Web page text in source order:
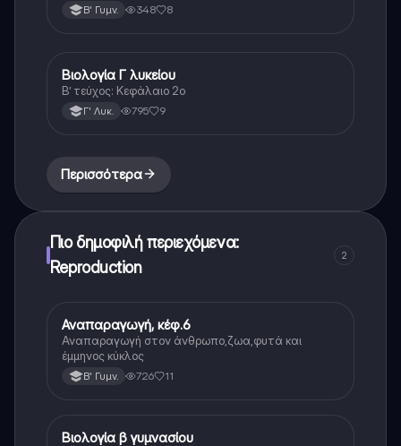
Β' Γυμν. 348 8
Βιολογία (Θετ.)
Βιολογία Γ λυκείου
Β’ τεύχος: Κεφάλαιο 2ο
Γ' Λυκ. 795 9
Περισσότερα
Πιο δημοφιλή περιεχόμενα:
Reproduction
2
Βιολογία
Αναπαραγωγή, κέφ.6
Αναπαραγωγή στον άνθρωπο,ζωα,φυτά και
έμμηνος κύκλος
Β' Γυμν. 726 11
Βιολογία
Βιολογία β γυμνασίου